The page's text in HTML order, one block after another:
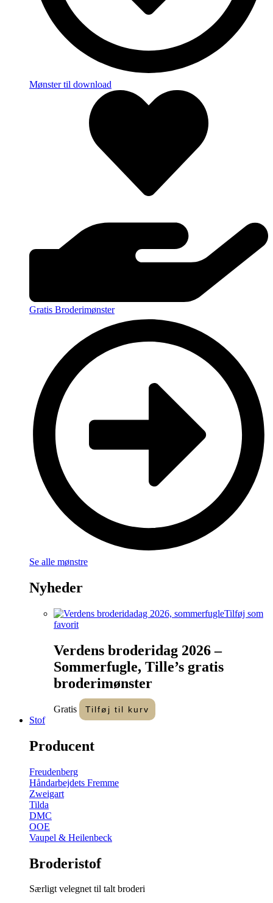
Mønster til download
Gratis Broderimønster
Se alle mønstre
Nyheder
Tilføj som
favorit
Verdens broderidag 2026 –
Sommerfugle, Tille’s gratis
broderimønster
Gratis Tilføj til kurv
Stof
Producent
Freudenberg
Håndarbejdets Fremme
Zweigart
Tilda
DMC
OOE
Vaupel & Heilenbeck
Broderistof
Særligt velegnet til talt broderi